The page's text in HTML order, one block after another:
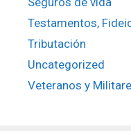
Testamentos,
Tributación
Uncategorized
Veteranos y